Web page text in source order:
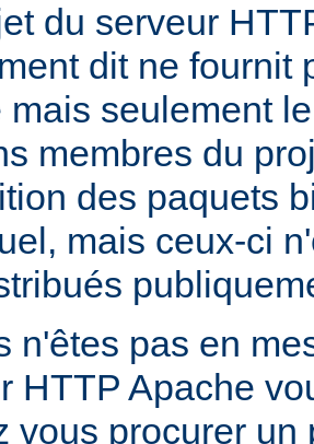
du serveur
dit ne fournit
mais seulement
membres du
des paquets
mais ceux-ci
n'êtes pas en
HTTP Apache
vous procurer un